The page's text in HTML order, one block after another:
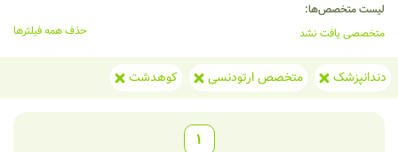
لیست متخصص‌ها:
متخصصی یافت نشد
حذف همه فیلترها
دندانپزشک متخصص ارتودنسی کوهدشت
1